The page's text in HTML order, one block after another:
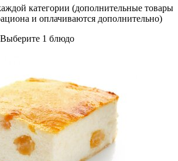
категории (дополнительные товары
и оплачиваются дополнительно)
Выберите 1 блюдо